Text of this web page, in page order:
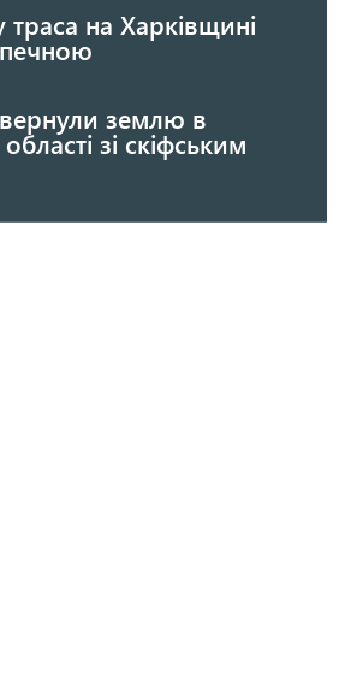
траса на Харківщині
землю в
зі скіфським